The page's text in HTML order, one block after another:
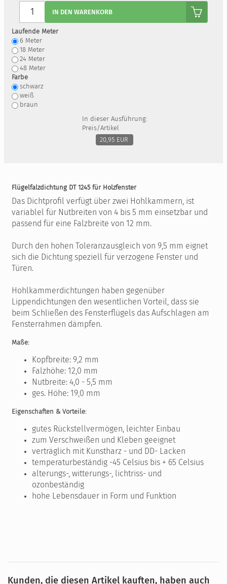
IN DEN WARENKORB
Laufende Meter
6 Meter
18 Meter
24 Meter
48 Meter
Farbe
schwarz
weiß
braun
In dieser Ausführung:
Preis/Artikel
20,95 EUR
Flügelfalzdichtung DT 1245 für Holzfenster
Das Dichtprofil verfügt über zwei Hohlkammern, ist
variablel für Nutbreiten von 4 bis 5 mm einsetzbar und
passend für eine Falzbreite von 12 mm.
Durch den hohen Toleranzausgleich von 9,5 mm eignet
sich die Dichtung speziell für verzogene Fenster und
Türen.
Hohlkammerdichtungen haben gegenüber
Lippendichtungen den wesentlichen Vorteil, dass sie
beim Schließen des Fensterflügels das Aufschlagen am
Fensterrahmen dämpfen.
Maße:
Kopfbreite: 9,2 mm
Falzhöhe: 12,0 mm
Nutbreite: 4,0 - 5,5 mm
ges. Höhe: 19,0 mm
Eigenschaften & Vorteile:
gutes Rückstellvermögen, leichter Einbau
zum Verschweißen und Kleben geeignet
verträglich mit Kunstharz - und DD- Lacken
temperaturbeständig -45 Celsius bis + 65 Celsius
alterungs-, witterungs-, lichtriss- und
ozonbeständig
hohe Lebensdauer in Form und Funktion
Kunden, die diesen Artikel kauften, haben auch